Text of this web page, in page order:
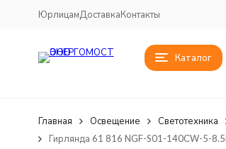
ЮрлицамДоставкаКонтакты
Каталог
Главная Освещение Светотехника
Гирлянда 61 816 NGF-S01-140CW-5-